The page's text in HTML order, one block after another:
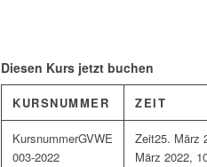
Diesen Kurs jetzt buchen
KURSNUMMER ZEIT
GVWE
003-2022
25. März
März 2022,